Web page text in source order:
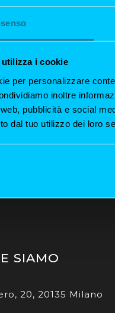
i cookie
per personalizzare
inoltre
pubblicità e social
dal tuo utilizzo dei loro
stagionali a
SIAMO
20, 20135 Milano